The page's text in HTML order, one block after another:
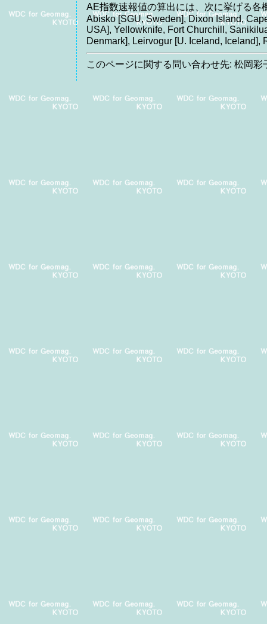
AE指数速報値の算出には、次に挙げる
Abisko [SGU, Sweden], Dixon Island,
USA], Yellowknife, Fort Churchill,
Denmark], Leirvogur [U. Iceland, Iceland],
このページに関する問い合わせ先: 松岡彩